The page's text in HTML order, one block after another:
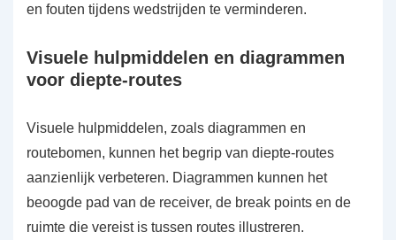
en fouten tijdens wedstrijden te verminderen.
Visuele hulpmiddelen en diagrammen
voor diepte-routes
Visuele hulpmiddelen, zoals diagrammen en
routebomen, kunnen het begrip van diepte-routes
aanzienlijk verbeteren. Diagrammen kunnen het
beoogde pad van de receiver, de break points en de
ruimte die vereist is tussen routes illustreren.